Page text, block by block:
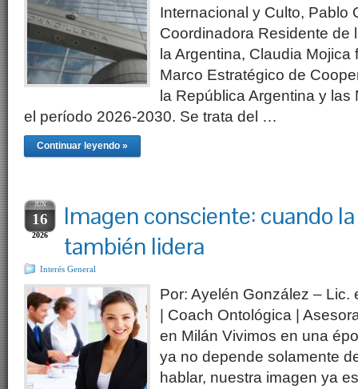
Internacional y Culto, Pablo
Coordinadora Residente de
la Argentina, Claudia Mojica
Marco Estratégico de
la República Argentina y
el período 2026-2030. Se trata del …
Continuar leyendo »
JUN
16
2026
Imagen consciente: cuando
también lidera
Interés General
Por: Ayelén González –
| Coach Ontológica |
en Milán Vivimos en una
ya no depende solamente
hablar, nuestra imagen ya